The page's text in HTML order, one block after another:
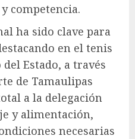
competencia.
ha sido clave para
en el tenis
Estado, a través
de Tamaulipas
a la delegación
y alimentación,
necesarias